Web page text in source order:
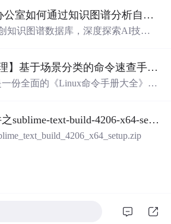
发，详解@dataclass装饰器的frozen/
参数语义、field()函数的默认值工厂与
PEP 526注解兼容模式，同时介绍catt
配、Pydantic的BaseModel运行时校
的Schema显式定义，最后给出在
高校技术转移办公室如何通过知识图谱分析自身成果转化瓶颈？.docx
知识图谱数据库，深度探索AI技术
决方案，推动科技创新与产业创新【Linux系统管理】基于场景分类的命令速查手册：涵盖文件处理、权限管理、网络配置及系统监控的全场景操作指南
份全面的《Linux命令手册大全》，
全防火墙、容器虚拟化等核心领
洁的作用说明和典型用法示例，并
的技术人员；也适合作为资深用户的
Delphi 13.1控件之sublime-text-build-4206-x64-setup.zip